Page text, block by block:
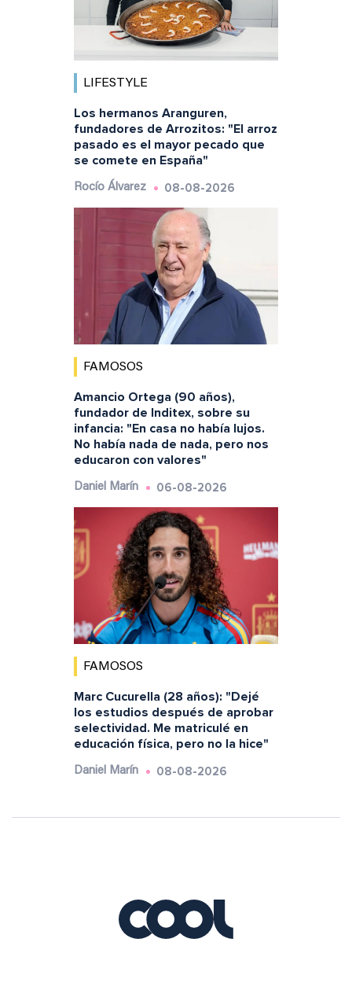
LIFESTYLE
Los hermanos Aranguren,
fundadores de Arrozitos: "El arroz
pasado es el mayor pecado que
se comete en España"
Rocío Álvarez 08-08-2026
FAMOSOS
Amancio Ortega (90 años),
fundador de Inditex, sobre su
infancia: "En casa no había lujos.
No había nada de nada, pero nos
educaron con valores"
Daniel Marín 06-08-2026
FAMOSOS
Marc Cucurella (28 años): "Dejé
los estudios después de aprobar
selectividad. Me matriculé en
educación física, pero no la hice"
Daniel Marín 08-08-2026